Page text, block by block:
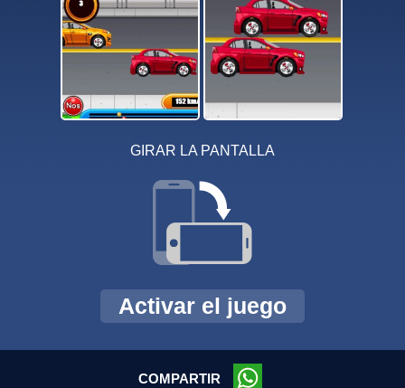
GIRAR LA PANTALLA
Activar el juego
COMPARTIR